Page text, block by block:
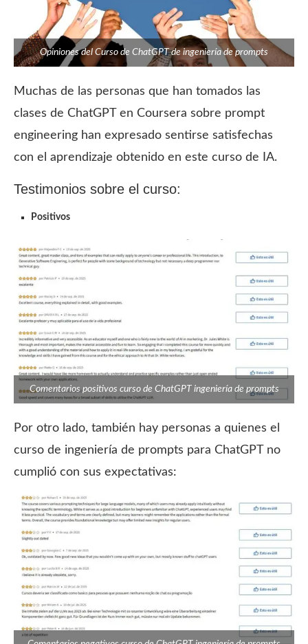
Opiniones del Curso de ChatGPT de ingeniería de prompts
Muchas de las personas que han tomados las
clases de ChatGPT en Coursera sobre prompt
engineering han expresado sentirse satisfechas
con el aprendizaje obtenido en este curso de IA.
Testimonios sobre el curso:
Positivos
Comentarios positivos curso de ChatGPT ingeniería de prompts
Por otro lado, también hay personas a quienes el
curso de ingeniería de prompts para ChatGPT no
cumplió con sus expectativas: